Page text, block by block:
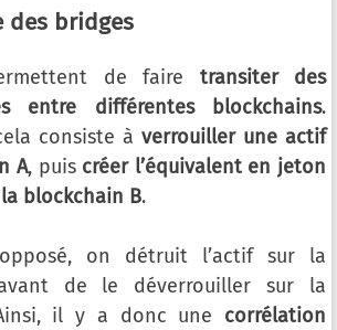
des bridges
de faire transiter des
entre différentes blockchains.
consiste à verrouiller une actif
A, puis créer l’équivalent en jeton
blockchain B.
on détruit l’actif sur la
de le déverrouiller sur la
il y a donc une corrélation